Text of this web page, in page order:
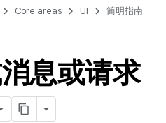
Core areas UI 简明指南
息或请求